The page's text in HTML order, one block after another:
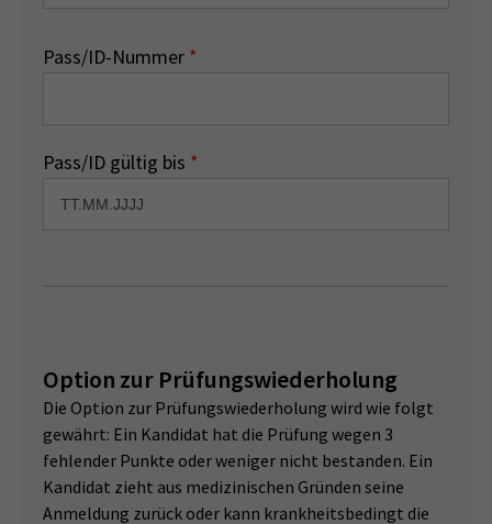
Pass/ID-Nummer *
Pass/ID gültig bis *
Option zur Prüfungswiederholung
Die Option zur Prüfungswiederholung wird wie folgt
gewährt: Ein Kandidat hat die Prüfung wegen 3
fehlender Punkte oder weniger nicht bestanden. Ein
Kandidat zieht aus medizinischen Gründen seine
Anmeldung zurück oder kann krankheitsbedingt die